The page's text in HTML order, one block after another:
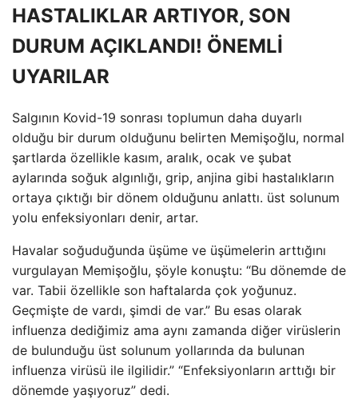
HASTALIKLAR ARTIYOR, SON
DURUM AÇIKLANDI! ÖNEMLİ
UYARILAR
Salgının Kovid-19 sonrası toplumun daha duyarlı
olduğu bir durum olduğunu belirten Memişoğlu, normal
şartlarda özellikle kasım, aralık, ocak ve şubat
aylarında soğuk algınlığı, grip, anjina gibi hastalıkların
ortaya çıktığı bir dönem olduğunu anlattı. üst solunum
yolu enfeksiyonları denir, artar.
Havalar soğuduğunda üşüme ve üşümelerin arttığını
vurgulayan Memişoğlu, şöyle konuştu: “Bu dönemde de
var. Tabii özellikle son haftalarda çok yoğunuz.
Geçmişte de vardı, şimdi de var.” Bu esas olarak
influenza dediğimiz ama aynı zamanda diğer virüslerin
de bulunduğu üst solunum yollarında da bulunan
influenza virüsü ile ilgilidir.” “Enfeksiyonların arttığı bir
dönemde yaşıyoruz” dedi.